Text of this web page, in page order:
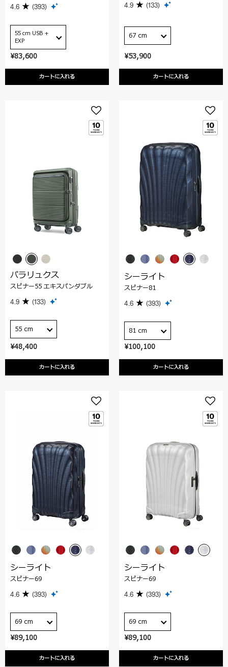
¥83,600
カートに入れる
4.6 (393)
55 cm USB +
EXP
¥53,900
カートに入れる
4.9 (133)
67 cm
¥48,400
カートに入れる
パラリュクス
スピナー55 エキスパンダブル
4.9 (133)
55 cm
¥100,100
カートに入れる
シーライト
スピナー81
4.6 (393)
81 cm
¥89,100
カートに入れる
シーライト
スピナー69
4.6 (393)
69 cm
¥89,100
カートに入れる
シーライト
スピナー69
4.6 (393)
69 cm